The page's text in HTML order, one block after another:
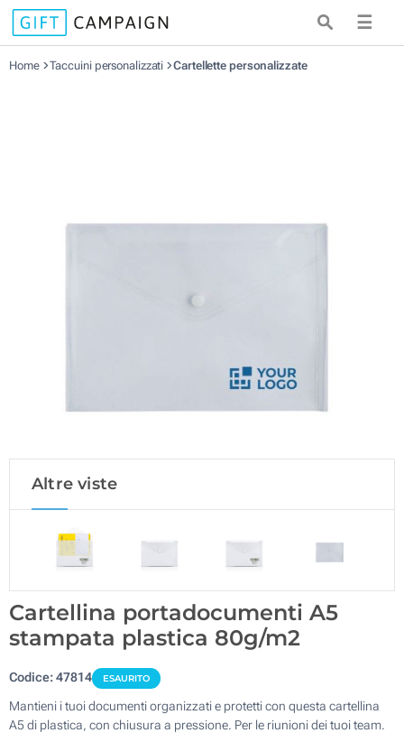
☰
Home Taccuini personalizzati Cartellette personalizzate
Altre viste
Cartellina portadocumenti A5
stampata plastica 80g/m2
Codice:47814 ESAURITO
Mantieni i tuoi documenti organizzati e protetti con questa cartellina
A5 di plastica, con chiusura a pressione. Per le riunioni dei tuoi team.